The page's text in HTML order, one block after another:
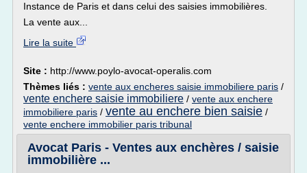
Instance de Paris et dans celui des saisies immobilières.
La vente aux...
Lire la suite
Site : http://www.poylo-avocat-operalis.com
Thèmes liés : vente aux encheres saisie immobiliere paris /
vente enchere saisie immobiliere / vente aux enchere
immobiliere paris / vente au enchere bien saisie /
vente enchere immobilier paris tribunal
Avocat Paris - Ventes aux enchères / saisie
immobilière ...